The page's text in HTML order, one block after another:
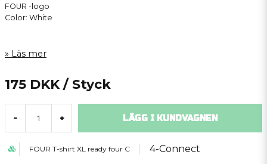
FOUR -logo
Color: White
Läs mer
175 DKK / Styck
- + LÄGG I KUNDVAGNEN
FOUR T-shirt XL ready four C 4-Connect